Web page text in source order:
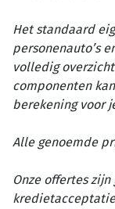
Het standaard
personenauto’s
volledig
componenten
berekening voor
Alle genoemde
Onze offertes